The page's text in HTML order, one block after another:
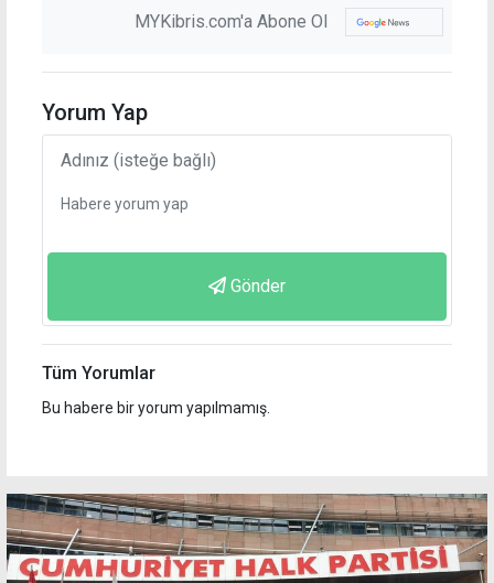
MYKibris.com'a Abone Ol
Yorum Yap
Gönder
Tüm Yorumlar
Bu habere bir yorum yapılmamış.